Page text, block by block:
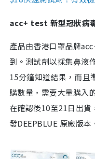
acc+ test 新型冠狀病
產品由香港口罩品牌
到。測試劑以採集鼻液
15分鐘知道結果，而且
購數量，需要大量購入
在確認後10至21日出
發DEEPBLUE 原廠版本